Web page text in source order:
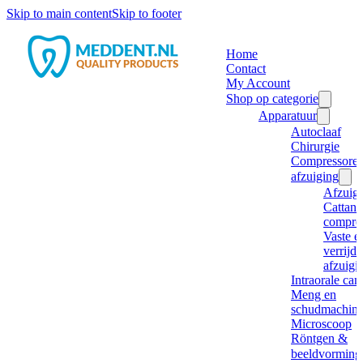
Skip to main contentSkip to footer
Home
Contact
My Account
Shop op categorie
Apparatuur
Autoclaaf
Chirurgie
afzuiging
Cattani
Vaste
Intraorale
Meng en
Microscoop
Röntgen &
beeldvorming